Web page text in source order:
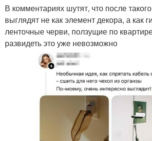
В комментариях шутят, что после
выглядят не как элемент декора, а как
ленточные черви, ползущие по
развидеть это уже невозможно